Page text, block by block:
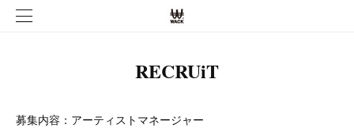
RECRUiT
募集内容：アーティストマネージャー